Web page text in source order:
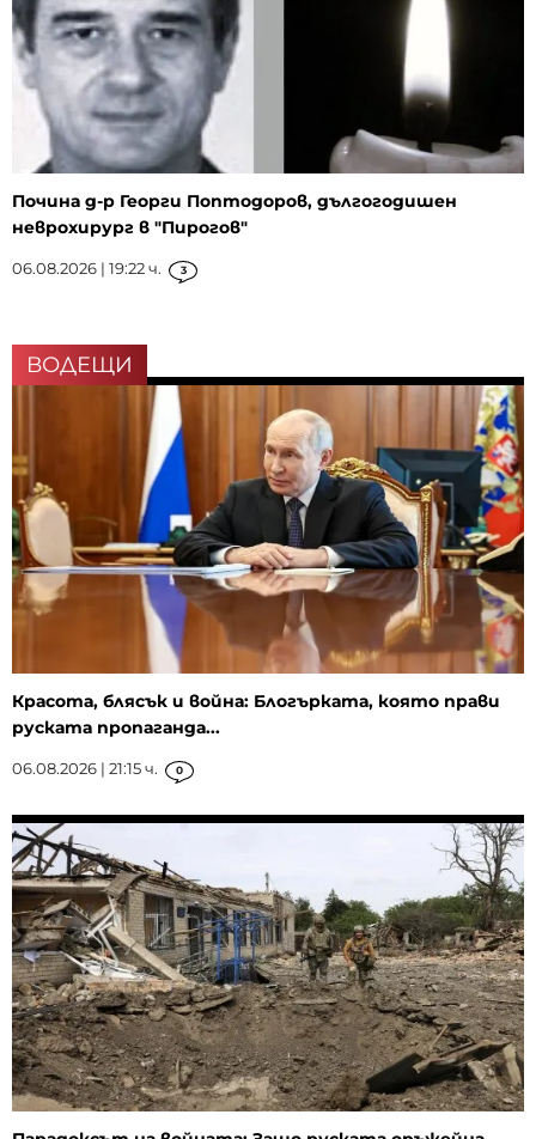
Почина д-р Георги Поптодоров, дългогодишен
неврохирург в "Пирогов"
06.08.2026 | 19:22 ч. 3
ВОДЕЩИ
Красота, блясък и война: Блогърката, която прави
руската пропаганда...
06.08.2026 | 21:15 ч. 0